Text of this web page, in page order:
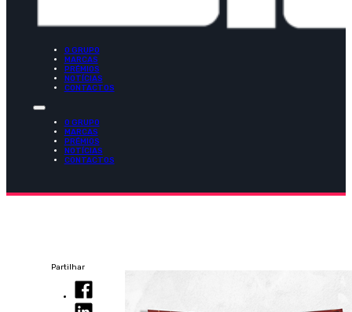
O GRUPO
MARCAS
PRÉMIOS
NOTÍCIAS
CONTACTOS
O GRUPO
MARCAS
PRÉMIOS
NOTÍCIAS
CONTACTOS
Partilhar